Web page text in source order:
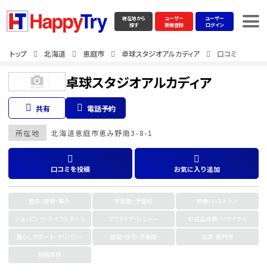
現在地から
探す
ユーザー
新規登録
ユーザー
ログイン
トップ 北海道 恵庭市 卓球スタジオアルカディア 口コミ
卓球スタジオアルカディア
共有 電話予約
所在地 北海道恵庭市恵み野南3-8-1
口コミを投稿 お気に入り追加
整体・接骨・鍼灸 学習塾・予備校
飲食・レストラン
ショッピング・ライフスタイル
アウトドア・レジャー
中古品売買・リサイクル
暮らしサポート・デリバリー
建設・住宅・不動産
法律・専門家
冠婚葬祭